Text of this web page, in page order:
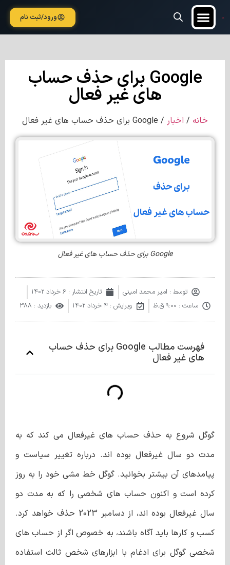
ورود/ثبت نام
Google برای حذف حساب
های غیر فعال
خانه / اخبار / Google برای حذف حساب های غیر فعال
Google برای حذف حساب های غیر فعال
توسط : امیر محمد امینی تاریخ انتشار : 6 خرداد 1402
ساعت : 9:00 ق.ظ ویرایش : 4 خرداد 1402 بازدید : 388
فهرست مطالب Google برای حذف حساب
های غیر فعال
گوگل شروع به حذف حساب های غیرفعال می کند که به
مدت دو سال غیرفعال بوده اند. درباره تغییر سیاست و
پیامدهای آن بیشتر بخوانید. گوگل خط مشی خود را به روز
کرده است و اکنون حساب های شخصی را که به مدت دو
سال غیرفعال بوده اند، از دسامبر 2023 حذف خواهد کرد.
کسب و کارها باید آگاه باشند، به خصوص اگر از حساب های
شخصی گوگل برای ادغام با ابزارهای شخص ثالث استفاده